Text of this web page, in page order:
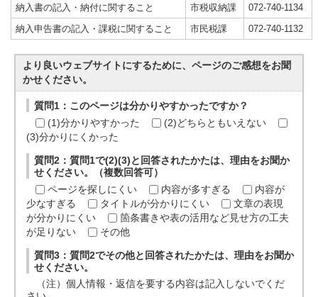
納入書の記入・納付に関すること
市税収納課
072-740-1134
納入申告書の記入・課税に関すること
市民税課 072-740-1132
より良いウェブサイトにするために、ページのご感想をお聞
かせください。
質問1：このページは分かりやすかったですか？
(1)分かりやすかった
(2)どちらともいえない
(3)分かりにくかった
質問2：質問1で(2)(3)と回答されたかたは、理由をお聞か
せください。（複数回答可）
ページを探しにくい
内容が多すぎる
内容が
少なすぎる
タイトルが分かりにくい
文章の表現
が分かりにくい
箇条書きや表の活用など見せ方の工夫
が足りない
その他
質問3：質問2でその他と回答されたかたは、理由をお聞か
せください。
（注）個人情報・返信を要する内容は記入しないでくだ